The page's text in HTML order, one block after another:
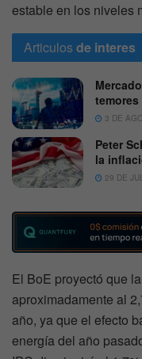
estable en los niveles
Articulosde interes
3 DE
Peter
la
29 DE
El BoE proyectó que
aproximadamente al
año, ya que el efecto
energía del año